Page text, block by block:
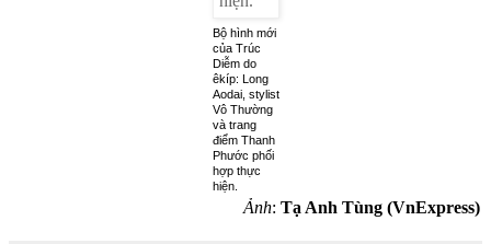
Bộ hình mới
của Trúc
Diễm do
êkíp: Long
Aodai, stylist
Vô Thường
và trang
điểm Thanh
Phước phối
hợp thực
hiện.
Ảnh: Tạ Anh Tùng (VnExpress)